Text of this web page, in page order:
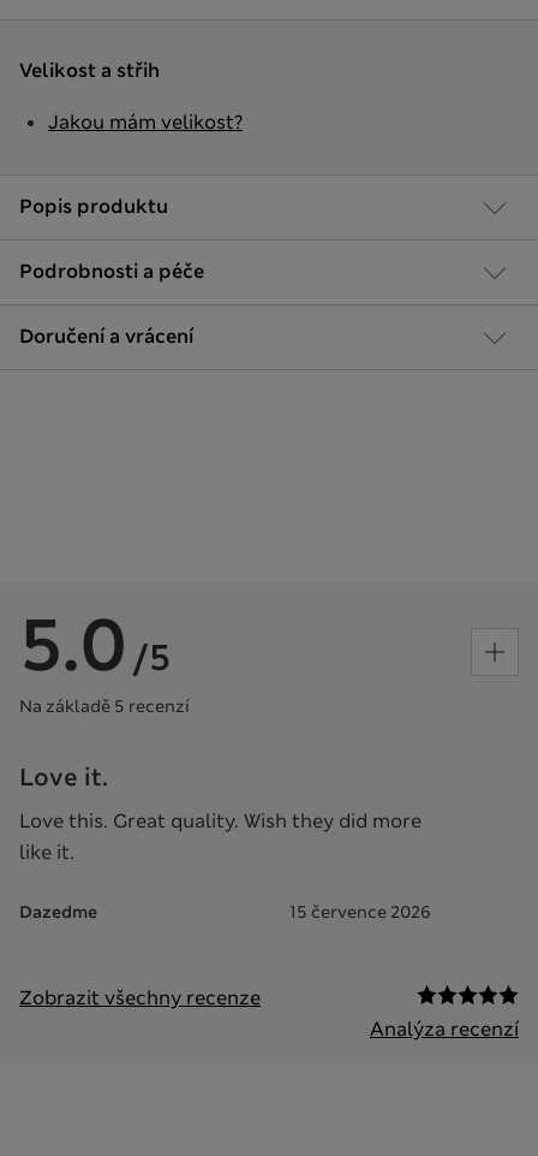
Popis produktu
Podrobnosti a péče
Doručení a vrácení
Velikost a střih
Jakou mám velikost?
5.0 /5
Na základě 5 recenzí
Love it.
Love this. Great quality. Wish they did more
like it.
Dazedme 15 července 2026
Zobrazit všechny recenze
Analýza recenzí